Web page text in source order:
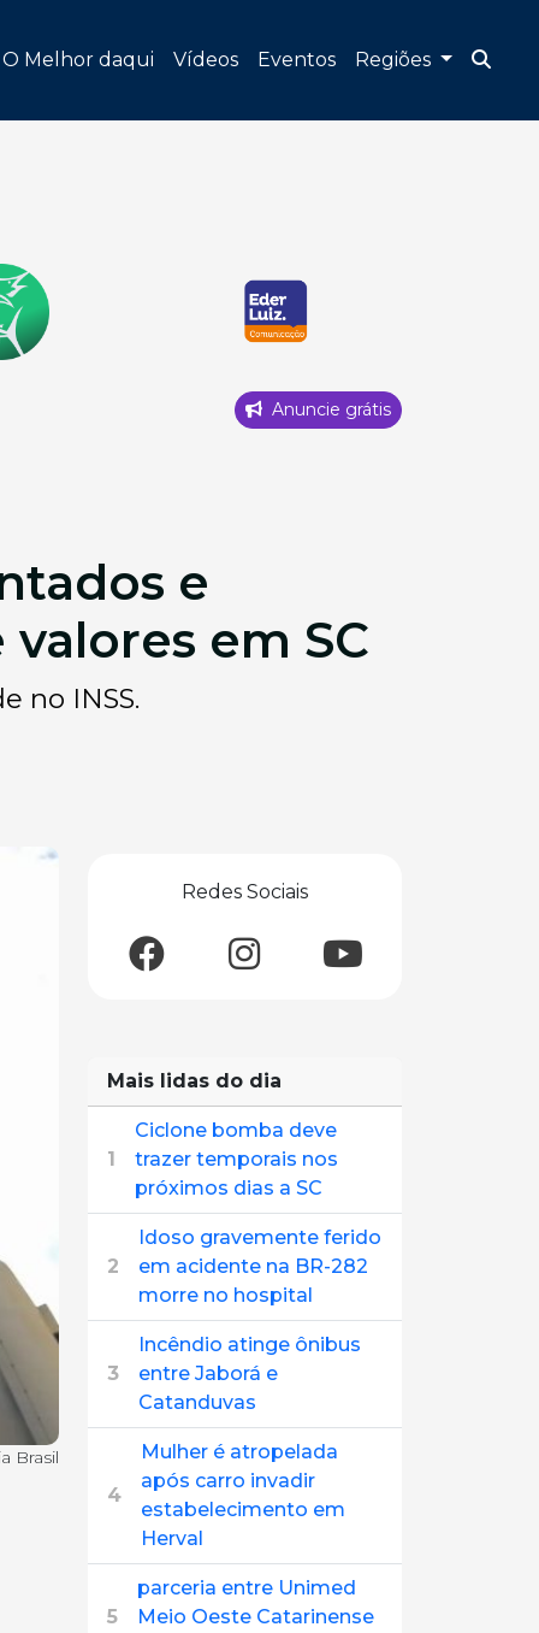
O Melhor daqui Vídeos Eventos Regiões
Anuncie grátis
e
em SC
no INSS.
Brasil
Redes Sociais
Mais lidas do dia
1
Ciclone bomba deve
trazer temporais nos
próximos dias a SC
2
Idoso gravemente ferido
em acidente na BR-282
morre no hospital
3
Incêndio atinge ônibus
entre Jaborá e
Catanduvas
4
Mulher é atropelada
após carro invadir
estabelecimento em
Herval
5
parceria entre Unimed
Meio Oeste Catarinense